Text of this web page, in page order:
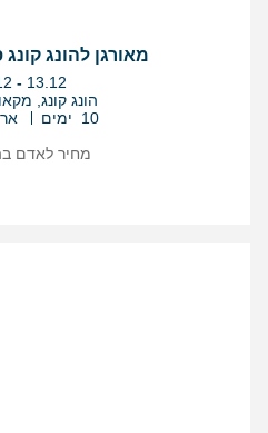
מאורגן להונג קונג
התאריכים,
- 13.12
הונג קונג,
10 ימים
מחיר לאדם